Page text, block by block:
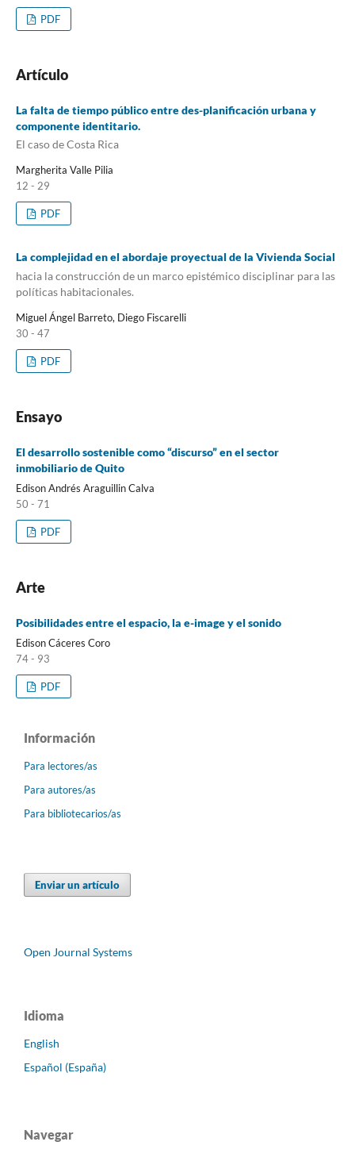
PDF
Artículo
La falta de tiempo público entre des-planificación urbana y
componente identitario.
El caso de Costa Rica
Margherita Valle Pilia
12 - 29
PDF
La complejidad en el abordaje proyectual de la Vivienda Social
hacia la construcción de un marco epistémico disciplinar para las
políticas habitacionales.
Miguel Ángel Barreto, Diego Fiscarelli
30 - 47
PDF
Ensayo
El desarrollo sostenible como “discurso” en el sector
inmobiliario de Quito
Edison Andrés Araguillin Calva
50 - 71
PDF
Arte
Posibilidades entre el espacio, la e-image y el sonido
Edison Cáceres Coro
74 - 93
PDF
Información
Para lectores/as
Para autores/as
Para bibliotecarios/as
Enviar un artículo
Open Journal Systems
Idioma
English
Español (España)
Navegar